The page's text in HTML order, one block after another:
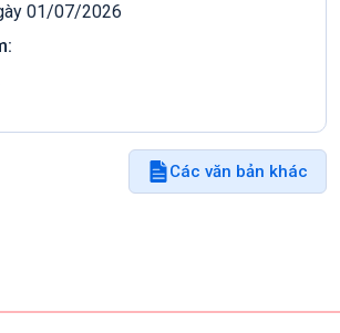
01/07/2026
Các văn bản khác